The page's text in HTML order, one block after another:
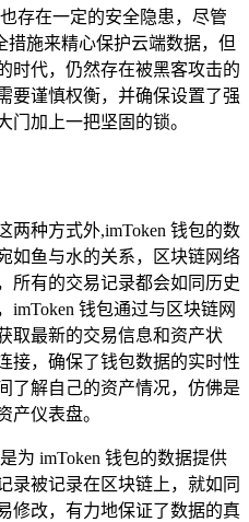
存在一定的安全隐患，尽管
措施来精心保护云端数据，但
时代，仍然存在被黑客攻击的
要谨慎权衡，并确保设置了强
门加上一把坚固的锁。
两种方式外,imToken 钱包的数
如鱼与水的关系，区块链网络
所有的交易记录都会如同历史
钱包通过与区块链网
取最新的交易信息和资产状
接，确保了钱包数据的实时性
了解自己的资产情况，仿佛是
产仪表盘。
为 imToken 钱包的数据提供
录被记录在区块链上，就如同
修改，有力地保证了数据的真